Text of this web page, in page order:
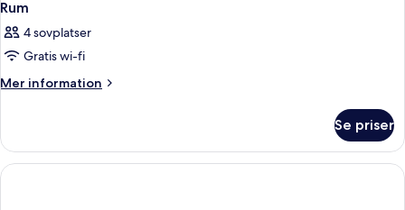
Rum
4 sovplatser
Gratis wi-fi
Mer information
Mer
Se priser